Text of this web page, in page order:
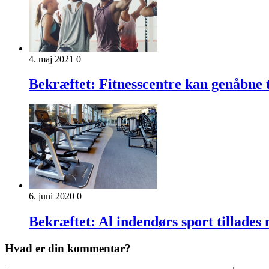
4. maj 2021 0
Bekræftet: Fitnesscentre kan genåbne
6. juni 2020 0
Bekræftet: Al indendørs sport tillades
Hvad er din kommentar?